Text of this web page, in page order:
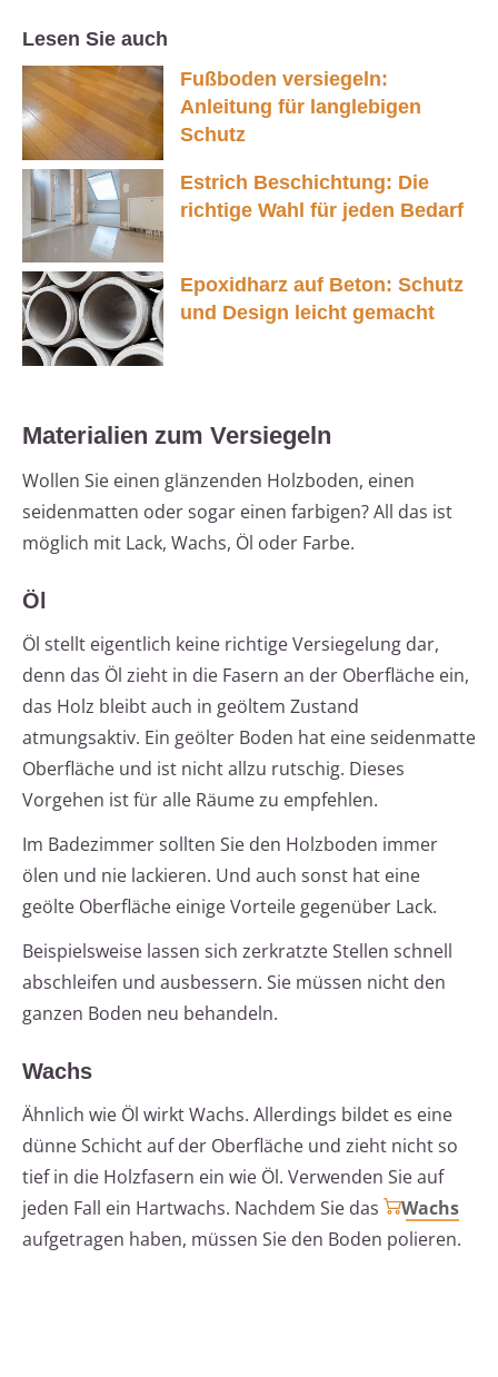
Lesen Sie auch
Fußboden versiegeln:
Anleitung für langlebigen
Schutz
Estrich Beschichtung: Die
richtige Wahl für jeden Bedarf
Epoxidharz auf Beton: Schutz
und Design leicht gemacht
Materialien zum Versiegeln
Wollen Sie einen glänzenden Holzboden, einen
seidenmatten oder sogar einen farbigen? All das ist
möglich mit Lack, Wachs, Öl oder Farbe.
Öl
Öl stellt eigentlich keine richtige Versiegelung dar,
denn das Öl zieht in die Fasern an der Oberfläche ein,
das Holz bleibt auch in geöltem Zustand
atmungsaktiv. Ein geölter Boden hat eine seidenmatte
Oberfläche und ist nicht allzu rutschig. Dieses
Vorgehen ist für alle Räume zu empfehlen.
Im Badezimmer sollten Sie den Holzboden immer
ölen und nie lackieren. Und auch sonst hat eine
geölte Oberfläche einige Vorteile gegenüber Lack.
Beispielsweise lassen sich zerkratzte Stellen schnell
abschleifen und ausbessern. Sie müssen nicht den
ganzen Boden neu behandeln.
Wachs
Ähnlich wie Öl wirkt Wachs. Allerdings bildet es eine
dünne Schicht auf der Oberfläche und zieht nicht so
tief in die Holzfasern ein wie Öl. Verwenden Sie auf
jeden Fall ein Hartwachs. Nachdem Sie das
Wachs
aufgetragen haben, müssen Sie den Boden polieren.